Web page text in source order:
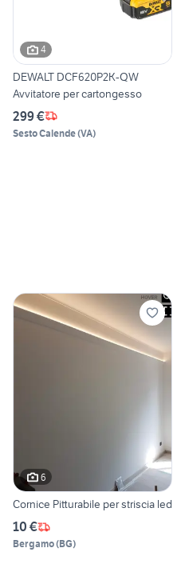
4
DEWALT DCF620P2K-QW
Avvitatore per cartongesso
299 €
Sesto Calende(VA)
6
Cornice Pitturabile per striscia led
10 €
Bergamo(BG)